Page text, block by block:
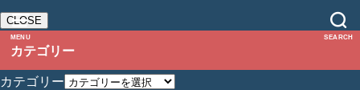
MENU
CLOSE
カテゴリー
カテゴリー
SEARCH